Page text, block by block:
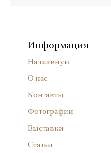
Информация
На главную
О нас
Контакты
Фотографии
Выставки
Статьи